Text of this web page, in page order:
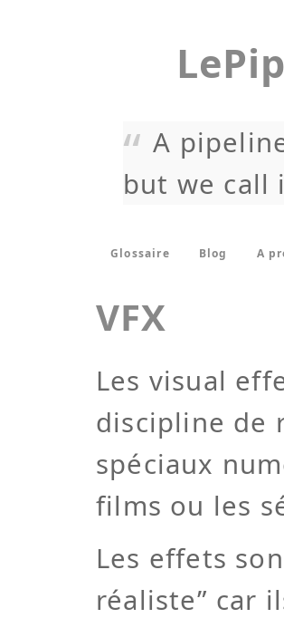
A
but we call
Glossaire Blog A
VFX
Les visual
discipline de
spéciaux
films ou les
Les effets
réaliste” car